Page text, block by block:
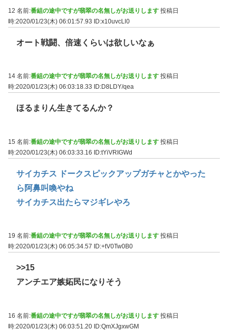
12 名前:番組の途中ですが翡翠の名無しがお送りします 投稿日
時:2020/01/23(木) 06:01:57.93 ID:x10uvcLl0
オート戦闘、倍速くらいは欲しいなぁ
14 名前:番組の途中ですが翡翠の名無しがお送りします 投稿日
時:2020/01/23(木) 06:03:18.33
ID:D8LDY/qea
ほるまりん生きてるんか？
15 名前:番組の途中ですが翡翠の名無しがお送りします 投稿日
時:2020/01/23(木) 06:03:33.16 ID:tYiVRIGWd
サイカチス ドークスピックアップガチャとかやった
ら阿鼻叫喚やね
サイカチス出たらマジギレやろ
19 名前:番組の途中ですが翡翠の名無しがお送りします 投稿日
時:2020/01/23(木) 06:05:34.57
ID:+tV0Tw0B0
>>15
アンチエア嫉妬民になりそう
16 名前:番組の途中ですが翡翠の名無しがお送りします 投稿日
時:2020/01/23(木) 06:03:51.20 ID:QmXJgxwGM